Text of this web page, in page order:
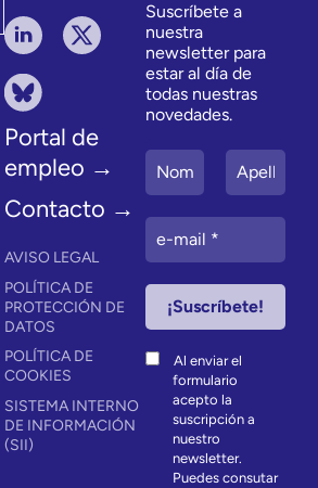
Portal de
empleo →
Contacto →
AVISO LEGAL
POLÍTICA DE
PROTECCIÓN DE
DATOS
POLÍTICA DE
COOKIES
SISTEMA INTERNO
DE INFORMACIÓN
(SII)
Suscríbete a
nuestra
newsletter para
estar al día de
todas nuestras
novedades.
Al enviar el
formulario
acepto la
suscripción a
nuestro
newsletter.
Puedes consutar